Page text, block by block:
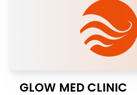
GLOW MED CLINIC